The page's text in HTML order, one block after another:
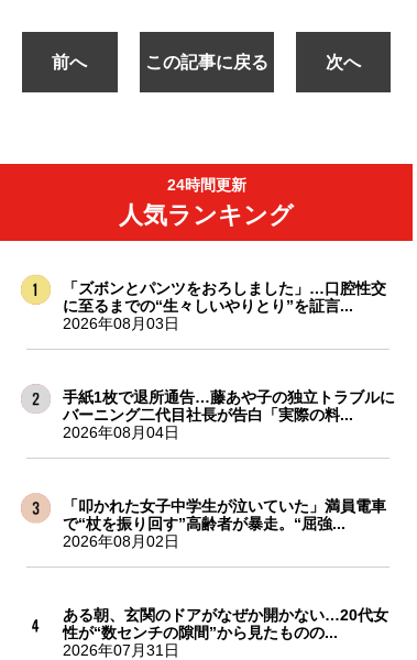
前へ この記事に戻る 次へ
24時間更新
人気ランキング
「ズボンとパンツをおろしました」…口腔性交
に至るまでの“生々しいやりとり”を証言...
2026年08月03日
手紙1枚で退所通告…藤あや子の独立トラブルに
バーニング二代目社長が告白「実際の料...
2026年08月04日
「叩かれた女子中学生が泣いていた」満員電車
で“杖を振り回す”高齢者が暴走。“屈強...
2026年08月02日
ある朝、玄関のドアがなぜか開かない…20代女
性が“数センチの隙間”から見たものの...
2026年07月31日